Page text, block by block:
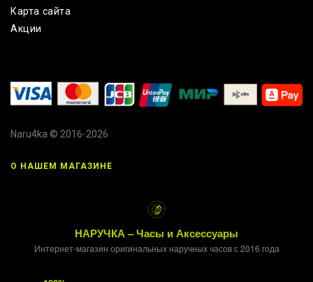
Карта сайта
Акции
Naru4ka © 2016-2026
О НАШЕМ МАГАЗИНЕ
НАРУЧКА – Часы и Аксессуары
Интернет-магазин оригинальных наручных часов с 2016 года